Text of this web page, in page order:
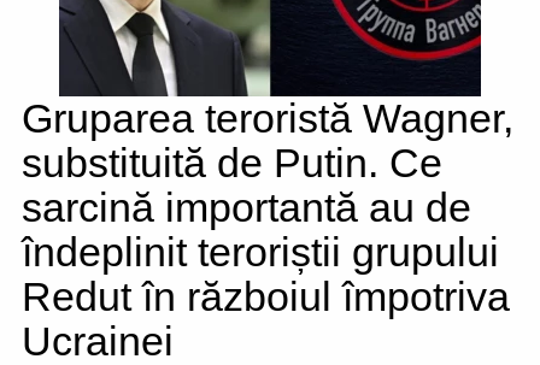
Gruparea teroristă Wagner,
substituită de Putin. Ce
sarcină importantă au de
îndeplinit teroriștii grupului
Redut în războiul împotriva
Ucrainei